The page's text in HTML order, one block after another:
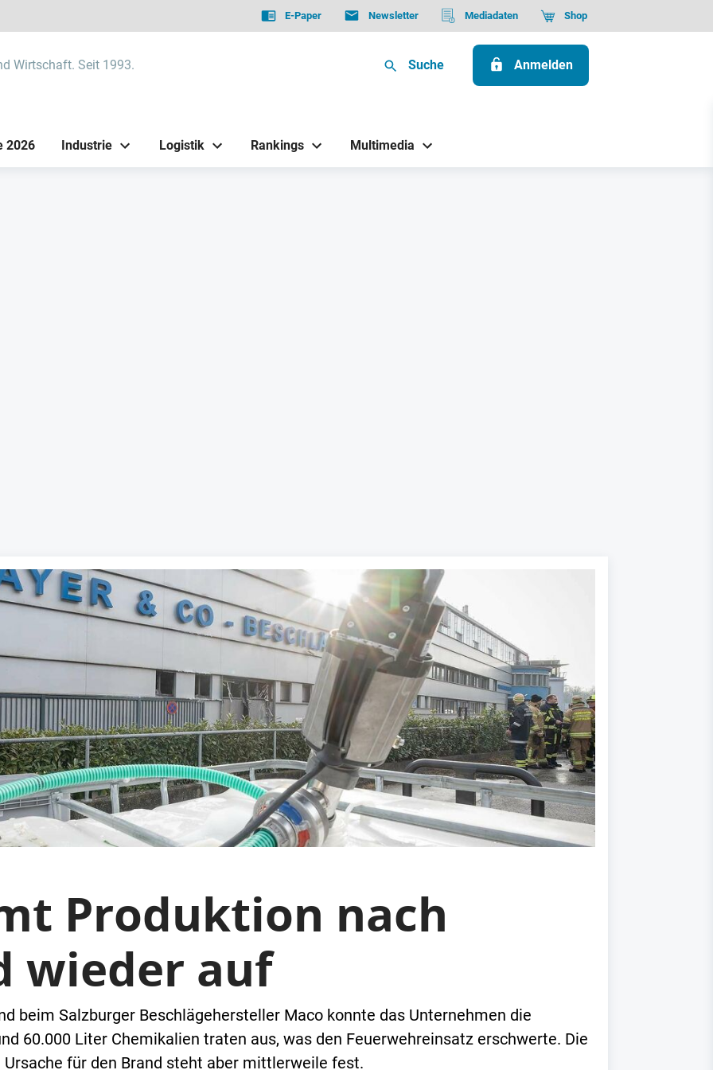
E-Paper Newsletter Mediadaten Shop
Wirtschaft. Seit 1993. Suche Anmelden
2026 Industrie Logistik Rankings Multimedia
Produktion nach
wieder auf
beim Salzburger Beschlägehersteller Maco konnte das Unternehmen die
60.000 Liter Chemikalien traten aus, was den Feuerwehreinsatz erschwerte. Die
für den Brand steht aber mittlerweile fest.